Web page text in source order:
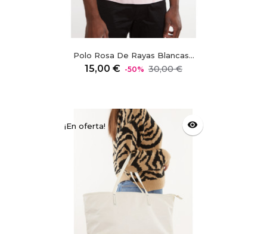
Polo Rosa De Rayas Blancas...
15,00 € Precio
-50% 30,00 €Precio
¡En oferta! visibility